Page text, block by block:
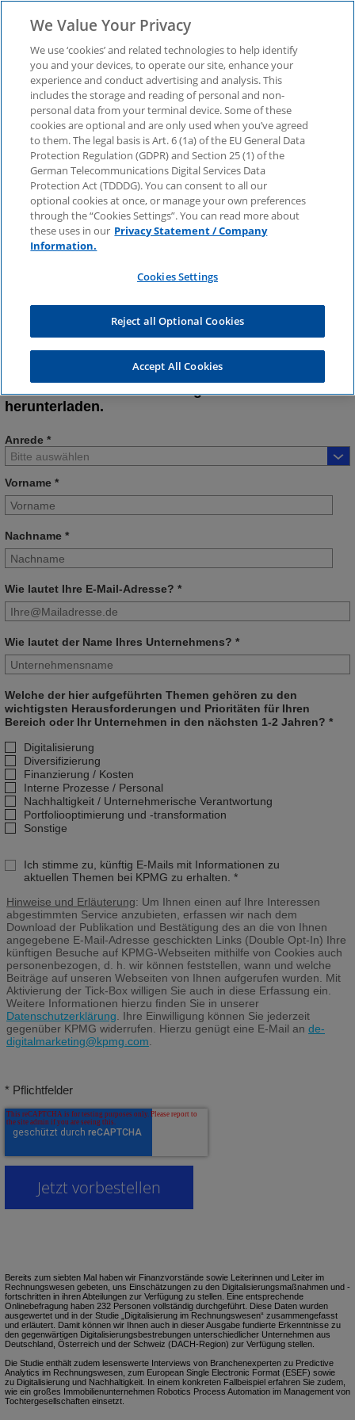
Jetzt herunterladen:
Digitalisierung im
Rechnungswesen 2023 /
2024
Unsere Studie liefert Erkenntnisse zum aktuellen
Stand und zu den laufenden Entwicklungen der
Digitalisierung im Rechnungswesen. Der Fokus in
dieser Ausgabe: die strategische Bedeutung der
Digitalisierung sowie deren Einfluss auf Effizienz
und Effektivität im Rechnungswesen. Jetzt
herunterladen.
Anrede *
Vorname *
Nachname *
Wie lautet Ihre E-Mail-Adresse? *
Wie lautet der Name Ihres Unternehmens? *
Welche der hier aufgeführten Themen gehören zu den
wichtigsten Herausforderungen und Prioritäten für Ihren
Bereich oder Ihr Unternehmen in den nächsten 1-2 Jahren? *
Digitalisierung
Diversifizierung
Finanzierung / Kosten
Interne Prozesse / Personal
Nachhaltigkeit / Unternehmerische Verantwortung
Portfoliooptimierung und -transformation
Sonstige
Hinweise und Erläuterung: Um Ihnen einen auf Ihre Interessen
abgestimmten Service anzubieten, erfassen wir nach dem
Download der Publikation und Bestätigung des an die von Ihnen
angegebene E-Mail-Adresse geschickten Links (Double Opt-In) Ihre
künftigen Besuche auf KPMG-Webseiten mithilfe von Cookies auch
personenbezogen, d. h. wir können feststellen, wann und welche
Beiträge auf unseren Webseiten von Ihnen aufgerufen wurden. Mit
Aktivierung der Tick-Box willigen Sie auch in diese Erfassung ein.
Weitere Informationen hierzu finden Sie in unserer
Datenschutzerklärung . Ihre Einwilligung können Sie jederzeit
gegenüber KPMG widerrufen. Hierzu genügt eine E-Mail an de-
digitalmarketing@kpmg.com
Ich stimme zu, künftig E-Mails mit Informationen zu
aktuellen Themen bei KPMG zu erhalten. *
* Pflichtfelder
Bereits zum siebten Mal haben wir Finanzvorstände sowie Leiterinnen und Leiter im
Rechnungswesen gebeten, uns Einschätzungen zu den Digitalisierungsmaßnahmen und -
fortschritten in ihren Abteilungen zur Verfügung zu stellen. Eine entsprechende
Onlinebefragung haben 232 Personen vollständig durchgeführt. Diese Daten wurden
ausgewertet und in der Studie „Digitalisierung im Rechnungswesen“ zusammengefasst
und erläutert. Damit können wir Ihnen auch in dieser Ausgabe fundierte Erkenntnisse zu
den gegenwärtigen Digitalisierungsbestrebungen unterschiedlicher Unternehmen aus
Deutschland, Österreich und der Schweiz (DACH-Region) zur Verfügung stellen.
Die Studie enthält zudem lesenswerte Interviews von Branchenexperten zu Predictive
Analytics im Rechnungswesen , zum European Single Electronic Format (ESEF) sowie
zu Digitalisierung und Nachhaltigkeit . In einem konkreten Fallbeispiel erfahren Sie zudem,
wie ein großes Immobilienunternehmen Robotics Process Automation im Management von
Tochtergesellschaften einsetzt.
We Value Your Privacy
We use ‘cookies’ and related technologies to help identify
you and your devices, to operate our site, enhance your
experience and conduct advertising and analysis. This
includes the storage and reading of personal and non-
personal data from your terminal device. Some of these
cookies are optional and are only used when you’ve agreed
to them. The legal basis is Art. 6 (1a) of the EU General Data
Protection Regulation (GDPR) and Section 25 (1) of the
German Telecommunications Digital Services Data
Protection Act (TDDDG). You can consent to all our
optional cookies at once, or manage your own preferences
through the “Cookies Settings”. You can read more about
these uses in our Privacy Statement / Company
Information.
Cookies Settings
Reject all Optional Cookies
Accept All Cookies